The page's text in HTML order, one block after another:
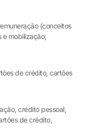
(conceitos
e mobilização;
de crédito, cartões
crédito pessoal,
de crédito,